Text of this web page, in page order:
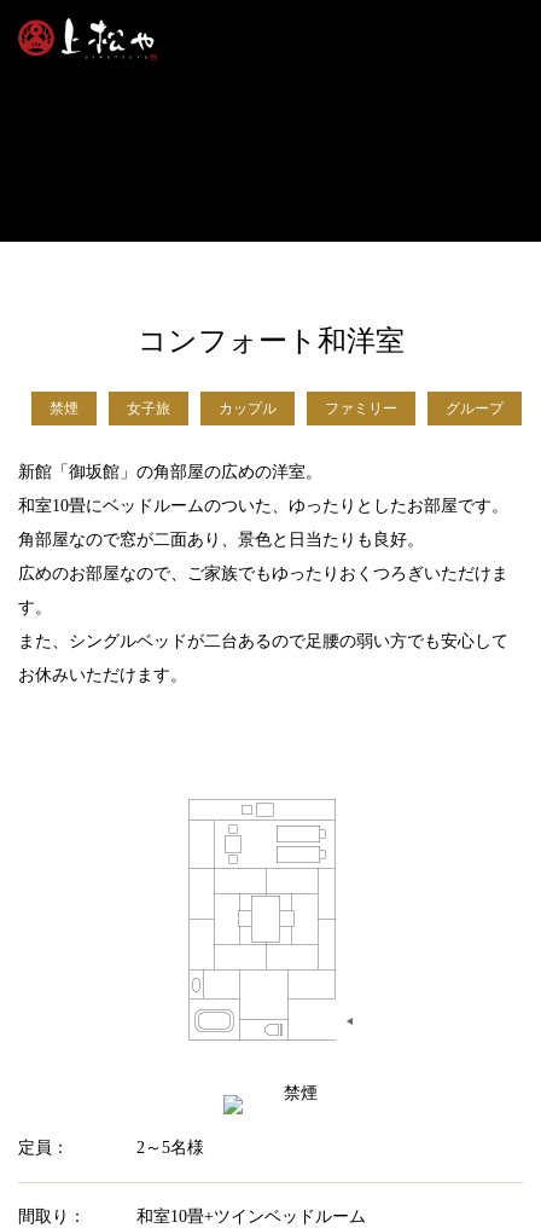
コンフォート和洋室
禁煙 女子旅 カップル ファミリー グループ
新館「御坂館」の角部屋の広めの洋室。
和室10畳にベッドルームのついた、ゆったりとしたお部屋です。
角部屋なので窓が二面あり、景色と日当たりも良好。
広めのお部屋なので、ご家族でもゆったりおくつろぎいただけま
す。
また、シングルベッドが二台あるので足腰の弱い方でも安心して
お休みいただけます。
禁煙
定員： 2～5名様
間取り： 和室10畳+ツインベッドルーム